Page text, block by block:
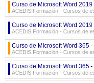
Curso de Microsoft Word
ACEDIS Formación - Cursos de
Curso de Microsoft Word
ACEDIS Formación - Cursos de
Curso de Microsoft Word 365
ACEDIS Formación - Cursos de
Curso de Microsoft Word 365
ACEDIS Formación - Cursos de